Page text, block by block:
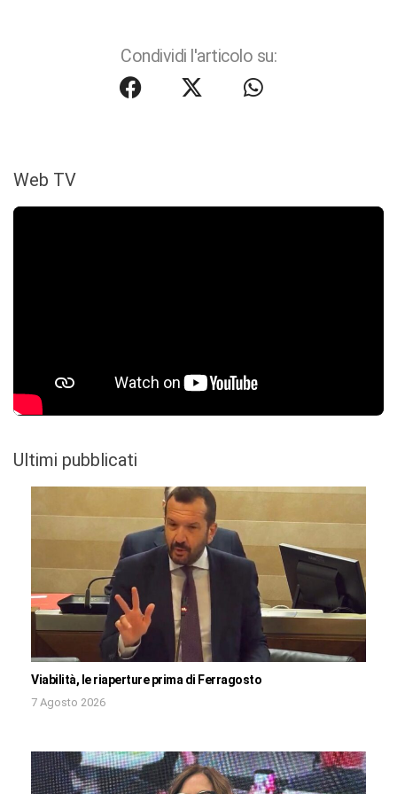
Condividi l'articolo su:
Web TV
Ultimi pubblicati
Viabilità, le riaperture prima di Ferragosto
7 Agosto 2026